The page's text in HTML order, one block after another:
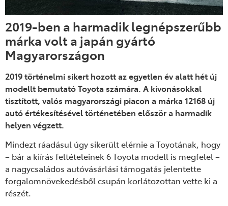
2019-ben a harmadik legnépszerűbb
márka volt a japán gyártó
Magyarországon
2019 történelmi sikert hozott az egyetlen év alatt hét új
modellt bemutató Toyota számára. A kivonásokkal
tisztított, valós magyarországi piacon a márka 12168 új
autó értékesítésével történetében először a harmadik
helyen végzett.
Mindezt ráadásul úgy sikerült elérnie a Toyotának, hogy
– bár a kiírás feltételeinek 6 Toyota modell is megfelel –
a nagycsaládos autóvásárlási támogatás jelentette
forgalomnövekedésből csupán korlátozottan vette ki a
részét.